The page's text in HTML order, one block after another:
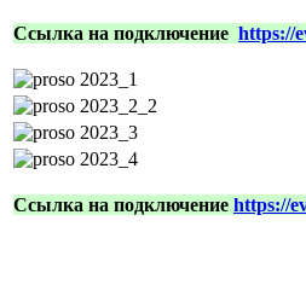
Ссылка на подключение https://
Ссылка на подключение https://